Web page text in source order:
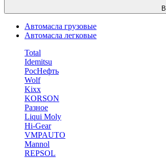
Автомасла грузовые
Автомасла легковые
Total
Idemitsu
РосНефть
Wolf
Kixx
KORSON
Разное
Liqui Moly
Hi-Gear
VMPAUTO
Mannol
REPSOL